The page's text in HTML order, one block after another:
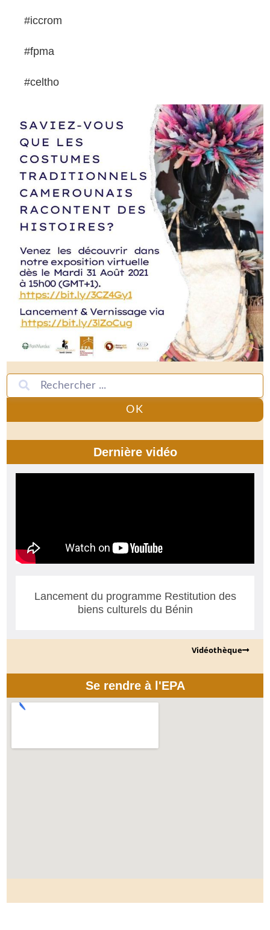
#iccrom
#fpma
#celtho
OK
Dernière vidéo
Lancement du programme Restitution des
biens culturels du Bénin
Vidéothèque
Se rendre à l'EPA